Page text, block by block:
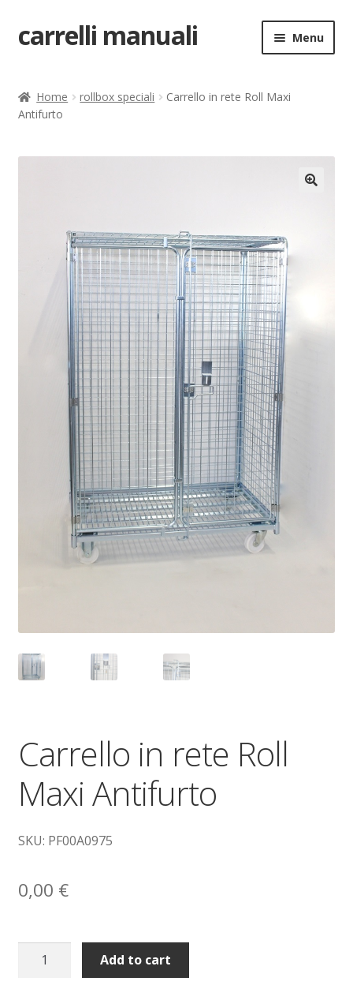
Vai
alla
Vai
al
carrelli manuali Menu
Carrello
Chi siamo
Come registrarsi al sito
costruttori
Dove siamo
garanzia
Il mio account
Pagamenti
Privacy
Sollevatori elettrici manuali timonati
Spedizioni
Home rollbox speciali
Carrello in rete Roll Maxi
Antifurto
Carrello in rete Roll
Maxi Antifurto
SKU: PF00A0975
0,00 €
Carrello
Add to cart